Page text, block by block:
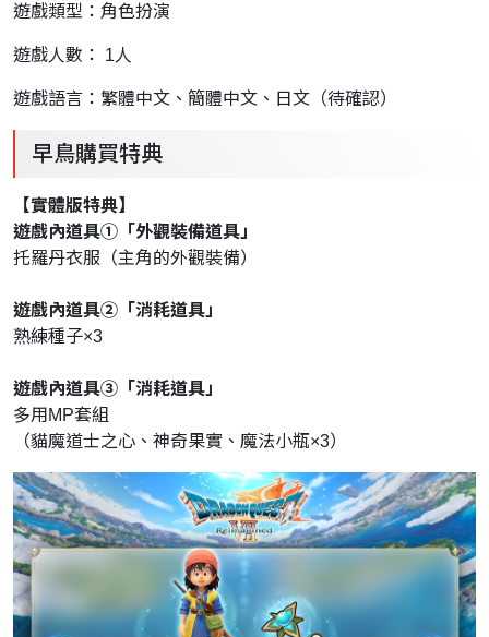
遊戲類型：角色扮演
遊戲人數： 1人
遊戲語言：繁體中文、簡體中文、日文（待確認）
早鳥購買特典
【實體版特典】
遊戲內道具①「外觀裝備道具」
托羅丹衣服（主角的外觀裝備）
遊戲內道具②「消耗道具」
熟練種子×3
遊戲內道具③「消耗道具」
多用MP套組
（貓魔道士之心、神奇果實、魔法小瓶×3）